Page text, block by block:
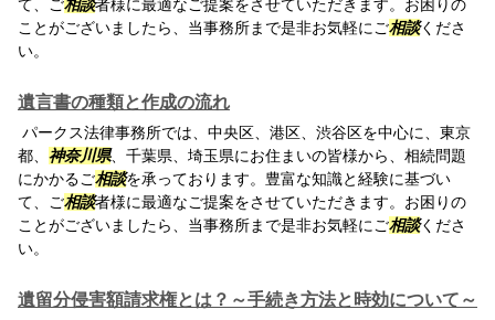
て、ご相談者様に最適なご提案をさせていただきます。お困りの
ことがございましたら、当事務所まで是非お気軽にご相談くださ
い。
遺言書の種類と作成の流れ
パークス法律事務所では、中央区、港区、渋谷区を中心に、東京
都、 神奈川県、千葉県、埼玉県にお住まいの皆様から、相続問題
にかかるご相談を承っております。豊富な知識と経験に基づい
て、ご相談者様に最適なご提案をさせていただきます。お困りの
ことがございましたら、当事務所まで是非お気軽にご相談くださ
い。
遺留分侵害額請求権とは？～手続き方法と時効について～